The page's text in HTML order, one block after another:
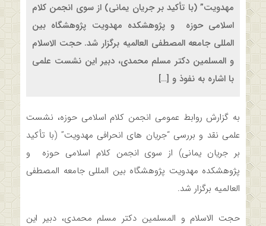
مهدویت” (با تأکید بر جریان یمانی) از سوی انجمن کلام
اسلامی حوزه و پژوهشکده مهدویت پژوهشگاه بین
المللی جامعه المصطفی العالمیه برگزار شد. حجت الاسلام
و المسلمین دکتر مسلم محمدی، دبیر این نشست علمی
با اشاره به نفوذ و […]
به گزارش روابط عمومی انجمن کلام اسلامی حوزه، نشست
علمی نقد و بررسی “جریان های انحرافی مهدویت” (با تأکید
بر جریان یمانی) از سوی انجمن کلام اسلامی حوزه و
پژوهشکده مهدویت پژوهشگاه بین المللی جامعه المصطفی
العالمیه برگزار شد.
حجت الاسلام و المسلمین دکتر مسلم محمدی، دبیر این